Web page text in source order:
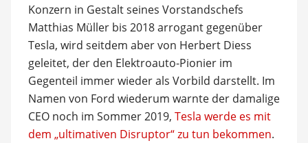
Konzern in Gestalt seines Vorstandschefs
Matthias Müller bis 2018 arrogant gegenüber
Tesla, wird seitdem aber von Herbert Diess
geleitet, der den Elektroauto-Pionier im
Gegenteil immer wieder als Vorbild darstellt. Im
Namen von Ford wiederum warnte der damalige
CEO noch im Sommer 2019, Tesla werde es mit
dem „ultimativen Disruptor“ zu tun bekommen.